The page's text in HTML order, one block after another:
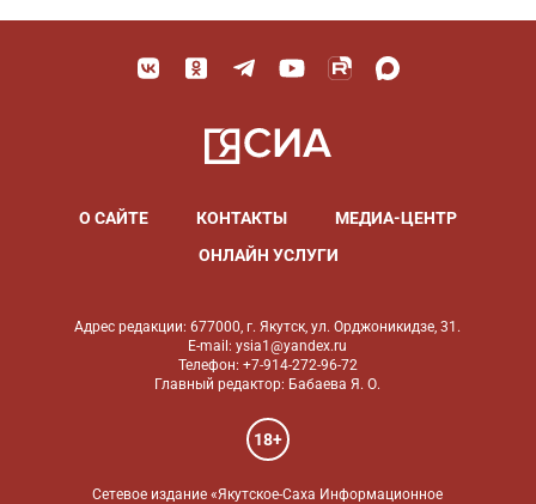
О САЙТЕ КОНТАКТЫ
МЕДИА-ЦЕНТР
ОНЛАЙН УСЛУГИ
Адрес редакции: 677000, г. Якутск, ул. Орджоникидзе, 31.
E-mail: ysia1@yandex.ru
Телефон: +7-914-272-96-72
Главный редактор: Бабаева Я. О.
18+
Сетевое издание «Якутское-Саха Информационное